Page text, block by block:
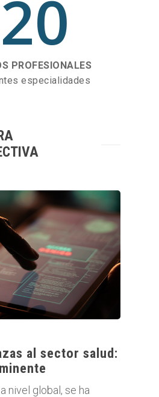
20
PROFESIONALES
especialidades
al sector salud:
nivel global, se ha